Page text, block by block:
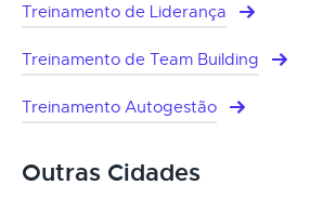
Treinamento de Liderança
Treinamento de Team Building
Treinamento Autogestão
Outras Cidades